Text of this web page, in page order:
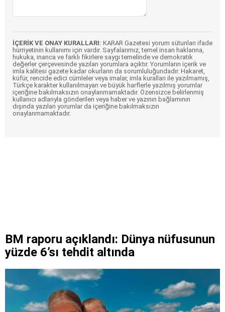
İÇERİK VE ONAY KURALLARI: KARAR Gazetesi yorum sütunları ifade
hürriyetinin kullanımı için vardır. Sayfalarımız, temel insan haklarına,
hukuka, inanca ve farklı fikirlere saygı temelinde ve demokratik
değerler çerçevesinde yazılan yorumlara açıktır. Yorumların içerik ve
imla kalitesi gazete kadar okurların da sorumluluğundadır. Hakaret,
küfür, rencide edici cümleler veya imalar, imla kuralları ile yazılmamış,
Türkçe karakter kullanılmayan ve büyük harflerle yazılmış yorumlar
içeriğine bakılmaksızın onaylanmamaktadır. Özensizce belirlenmiş
kullanıcı adlarıyla gönderilen veya haber ve yazının bağlamının
dışında yazılan yorumlar da içeriğine bakılmaksızın
onaylanmamaktadır.
BM raporu açıklandı: Dünya nüfusunun
yüzde 6’sı tehdit altında